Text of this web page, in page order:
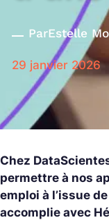
ParEstelle
29 janvier 2026
Chez
permettre à nos
emploi à l’issue
accomplie avec